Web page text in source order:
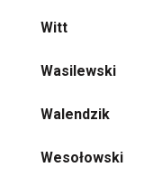
Witt
Wasilewski
Walendzik
Wesołowski